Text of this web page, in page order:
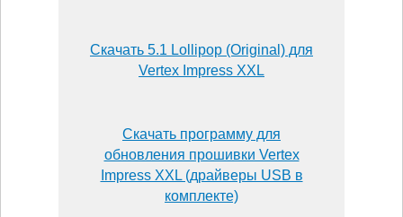
Скачать 5.1 Lollipop (Original) для
Vertex Impress XXL
Скачать программу для
обновления прошивки Vertex
Impress XXL (драйверы USB в
комплекте)